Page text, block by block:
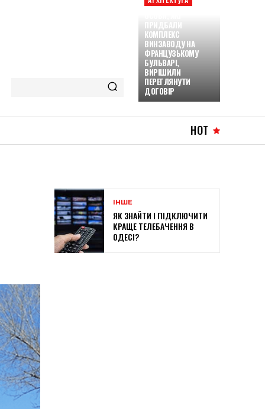
ПРИДБАЛИ
КОМПЛЕКС
ВИНЗАВОДУ НА
ФРАНЦУЗЬКОМУ
БУЛЬВАРІ,
ВИРІШИЛИ
ПЕРЕГЛЯНУТИ
ДОГОВІР
HOT
ІНШЕ
ЯК ЗНАЙТИ І ПІДКЛЮЧИТИ
КРАЩЕ ТЕЛЕБАЧЕННЯ В
ОДЕСІ?